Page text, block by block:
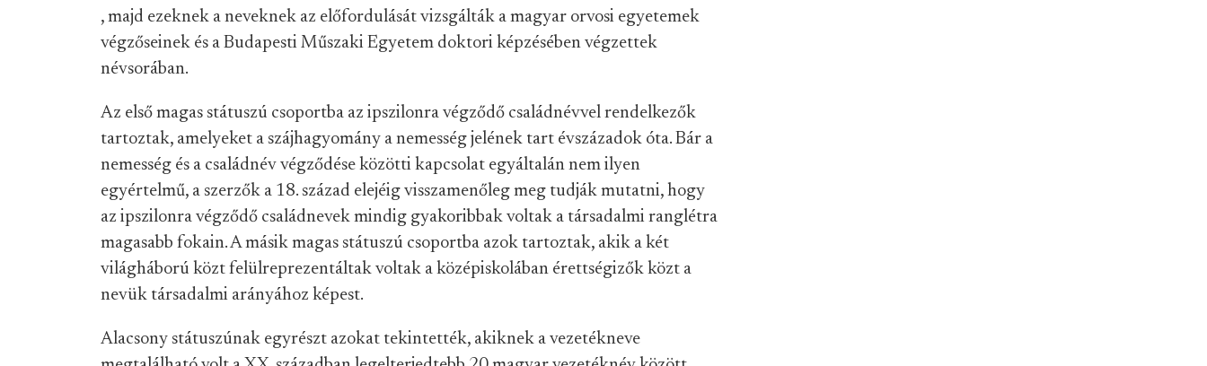
, majd ezeknek a neveknek az előfordulását vizsgálták a magyar orvosi egyetemek
végzőseinek és a Budapesti Műszaki Egyetem doktori képzésében végzettek
névsorában.
Az első magas státuszú csoportba az ipszilonra végződő családnévvel rendelkezők
tartoztak, amelyeket a szájhagyomány a nemesség jelének tart évszázadok óta. Bár a
nemesség és a családnév végződése közötti kapcsolat egyáltalán nem ilyen
egyértelmű, a szerzők a 18. század elejéig visszamenőleg meg tudják mutatni, hogy
az ipszilonra végződő családnevek mindig gyakoribbak voltak a társadalmi ranglétra
magasabb fokain. A másik magas státuszú csoportba azok tartoztak, akik a két
világháború közt felülreprezentáltak voltak a középiskolában érettségizők közt a
nevük társadalmi arányához képest.
Alacsony státuszúnak egyrészt azokat tekintették, akiknek a vezetékneve